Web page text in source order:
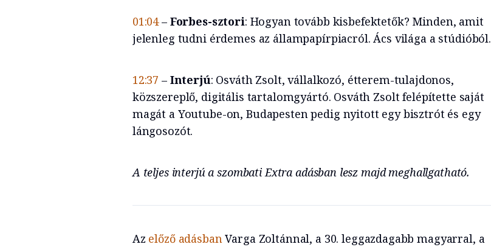
01:04– Forbes-sztori: Hogyan tovább kisbefektetők? Minden, amit
jelenleg tudni érdemes az állampapírpiacról. Ács világa a stúdióból.
12:37 – Interjú: Osváth Zsolt, vállalkozó, étterem-tulajdonos,
közszereplő, digitális tartalomgyártó. Osváth Zsolt felépítette saját
magát a Youtube-on, Budapesten pedig nyitott egy bisztrót és egy
lángosozót.
A teljes interjú a szombati Extra adásban lesz majd meghallgatható.
Az előző adásbanVarga Zoltánnal, a 30. leggazdagabb magyarral, a